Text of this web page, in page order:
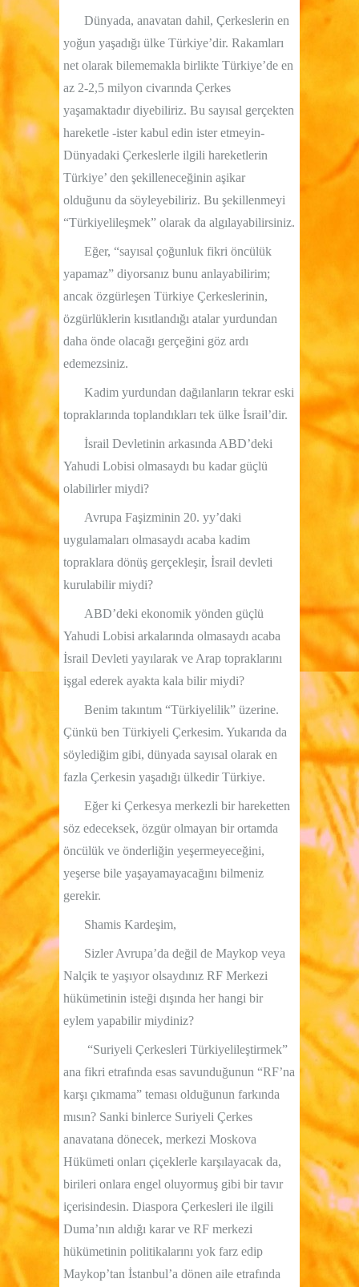
Dünyada, anavatan dahil, Çerkeslerin en
yoğun yaşadığı ülke Türkiye’dir. Rakamları
net olarak bilememakla birlikte Türkiye’de en
az 2-2,5 milyon civarında Çerkes
yaşamaktadır diyebiliriz. Bu sayısal gerçekten
hareketle -ister kabul edin ister etmeyin-
Dünyadaki Çerkeslerle ilgili hareketlerin
Türkiye’ den şekilleneceğinin aşikar
olduğunu da söyleyebiliriz. Bu şekillenmeyi
“Türkiyelileşmek” olarak da algılayabilirsiniz.
Eğer, “sayısal çoğunluk fikri öncülük
yapamaz” diyorsanız bunu anlayabilirim;
ancak özgürleşen Türkiye Çerkeslerinin,
özgürlüklerin kısıtlandığı atalar yurdundan
daha önde olacağı gerçeğini göz ardı
edemezsiniz.
Kadim yurdundan dağılanların tekrar eski
topraklarında toplandıkları tek ülke İsrail’dir.
İsrail Devletinin arkasında ABD’deki
Yahudi Lobisi olmasaydı bu kadar güçlü
olabilirler miydi?
Avrupa Faşizminin 20. yy’daki
uygulamaları olmasaydı acaba kadim
topraklara dönüş gerçekleşir, İsrail devleti
kurulabilir miydi?
ABD’deki ekonomik yönden güçlü
Yahudi Lobisi arkalarında olmasaydı acaba
İsrail Devleti yayılarak ve Arap topraklarını
işgal ederek ayakta kala bilir miydi?
Benim takıntım “Türkiyelilik” üzerine.
Çünkü ben Türkiyeli Çerkesim. Yukarıda da
söylediğim gibi, dünyada sayısal olarak en
fazla Çerkesin yaşadığı ülkedir Türkiye.
Eğer ki Çerkesya merkezli bir hareketten
söz edeceksek, özgür olmayan bir ortamda
öncülük ve önderliğin yeşermeyeceğini,
yeşerse bile yaşayamayacağını bilmeniz
gerekir.
Shamis Kardeşim,
Sizler Avrupa’da değil de Maykop veya
Nalçik te yaşıyor olsaydınız RF Merkezi
hükümetinin isteği dışında her hangi bir
eylem yapabilir miydiniz?
“Suriyeli Çerkesleri Türkiyelileştirmek”
ana fikri etrafında esas savunduğunun “RF’na
karşı çıkmama” teması olduğunun farkında
mısın? Sanki binlerce Suriyeli Çerkes
anavatana dönecek, merkezi Moskova
Hükümeti onları çiçeklerle karşılayacak da,
birileri onlara engel oluyormuş gibi bir tavır
içerisindesin. Diaspora Çerkesleri ile ilgili
Duma’nın aldığı karar ve RF merkezi
hükümetinin politikalarını yok farz edip
Maykop’tan İstanbul’a dönen aile etrafında